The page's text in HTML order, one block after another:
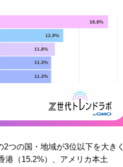
つの国・地域が3位以下を大きく
港（15.2%）、アメリカ本土